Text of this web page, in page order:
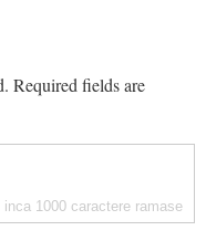
Required fields are
inca 1000 caractere ramase